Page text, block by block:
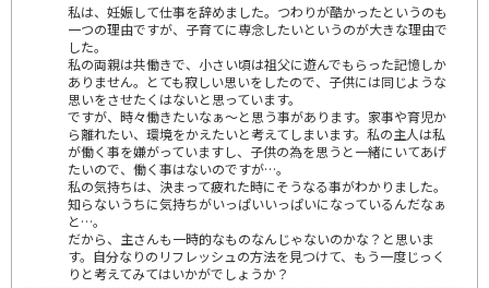
私は、妊娠して仕事を辞めました。つわりが酷かったというのも
一つの理由ですが、子育てに専念したいというのが大きな理由で
した。
私の両親は共働きで、小さい頃は祖父に遊んでもらった記憶しか
ありません。とても寂しい思いをしたので、子供には同じような
思いをさせたくはないと思っています。
ですが、時々働きたいなぁ～と思う事があります。家事や育児か
ら離れたい、環境をかえたいと考えてしまいます。私の主人は私
が働く事を嫌がっていますし、子供の為を思うと一緒にいてあげ
たいので、働く事はないのですが…。
私の気持ちは、決まって疲れた時にそうなる事がわかりました。
知らないうちに気持ちがいっぱいいっぱいになっているんだなぁ
と…。
だから、主さんも一時的なものなんじゃないのかな？と思いま
す。自分なりのリフレッシュの方法を見つけて、もう一度じっく
りと考えてみてはいかがでしょうか？